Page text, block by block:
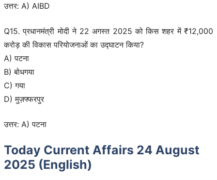
उत्तर: A) AIBD
Q15. प्रधानमंत्री मोदी ने 22 अगस्त 2025 को किस शहर में ₹12,000
करोड़ की विकास परियोजनाओं का उद्घाटन किया?
A) पटना
B) बोधगया
C) गया
D) मुज़फ्फरपुर
उत्तर: A) पटना
Today Current Affairs 24 August
2025 (English)